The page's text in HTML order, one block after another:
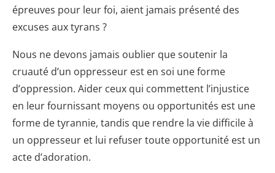
épreuves pour leur foi, aient jamais présenté des
excuses aux tyrans ?
Nous ne devons jamais oublier que soutenir la
cruauté d’un oppresseur est en soi une forme
d’oppression. Aider ceux qui commettent l’injustice
en leur fournissant moyens ou opportunités est une
forme de tyrannie, tandis que rendre la vie difficile à
un oppresseur et lui refuser toute opportunité est un
acte d’adoration.